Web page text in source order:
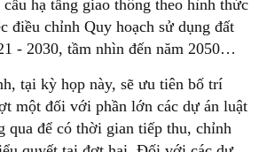
hạ tầng giao thông theo hình thức
điều chỉnh Quy hoạch sử dụng đất
- 2030, tầm nhìn đến năm 2050…
tại kỳ họp này, sẽ ưu tiên bố trí
một đối với phần lớn các dự án luật
qua để có thời gian tiếp thu, chỉnh